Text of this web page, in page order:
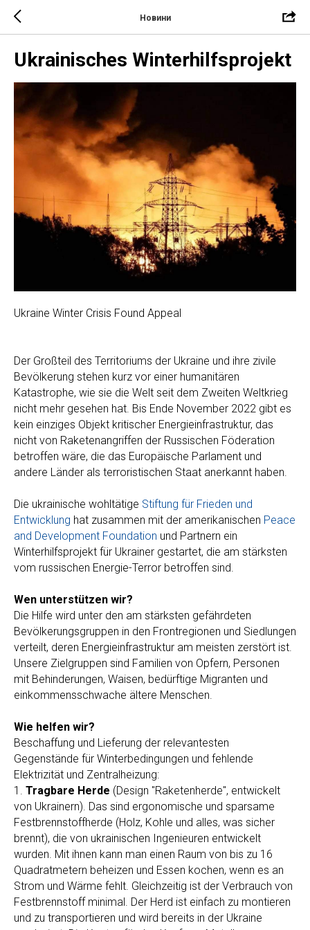
Новини
Ukrainisches Winterhilfsprojekt
Ukraine Winter Crisis Found Appeal
Der Großteil des Territoriums der Ukraine und ihre zivile
Bevölkerung stehen kurz vor einer humanitären
Katastrophe, wie sie die Welt seit dem Zweiten Weltkrieg
nicht mehr gesehen hat. Bis Ende November 2022 gibt es
kein einziges Objekt kritischer Energieinfrastruktur, das
nicht von Raketenangriffen der Russischen Föderation
betroffen wäre, die das Europäische Parlament und
andere Länder als terroristischen Staat anerkannt haben.
Die ukrainische wohltätige Stiftung für Frieden und
Entwicklung hat zusammen mit der amerikanischen Peace
and Development Foundation und Partnern ein
Winterhilfsprojekt für Ukrainer gestartet, die am stärksten
vom russischen Energie-Terror betroffen sind.
Wen unterstützen wir?
Die Hilfe wird unter den am stärksten gefährdeten
Bevölkerungsgruppen in den Frontregionen und Siedlungen
verteilt, deren Energieinfrastruktur am meisten zerstört ist.
Unsere Zielgruppen sind Familien von Opfern, Personen
mit Behinderungen, Waisen, bedürftige Migranten und
einkommensschwache ältere Menschen.
Wie helfen wir?
Beschaffung und Lieferung der relevantesten
Gegenstände für Winterbedingungen und fehlende
Elektrizität und Zentralheizung:
1. Tragbare Herde (Design "Raketenherde", entwickelt
von Ukrainern). Das sind ergonomische und sparsame
Festbrennstoffherde (Holz, Kohle und alles, was sicher
brennt), die von ukrainischen Ingenieuren entwickelt
wurden. Mit ihnen kann man einen Raum von bis zu 16
Quadratmetern beheizen und Essen kochen, wenn es an
Strom und Wärme fehlt. Gleichzeitig ist der Verbrauch von
Festbrennstoff minimal. Der Herd ist einfach zu montieren
und zu transportieren und wird bereits in der Ukraine